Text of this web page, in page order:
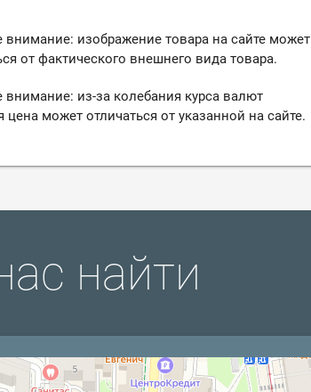
внимание: изображение товара на сайте может
от фактического внешнего вида товара.
внимание: из-за колебания курса валют
цена может отличаться от указанной на сайте.
найти